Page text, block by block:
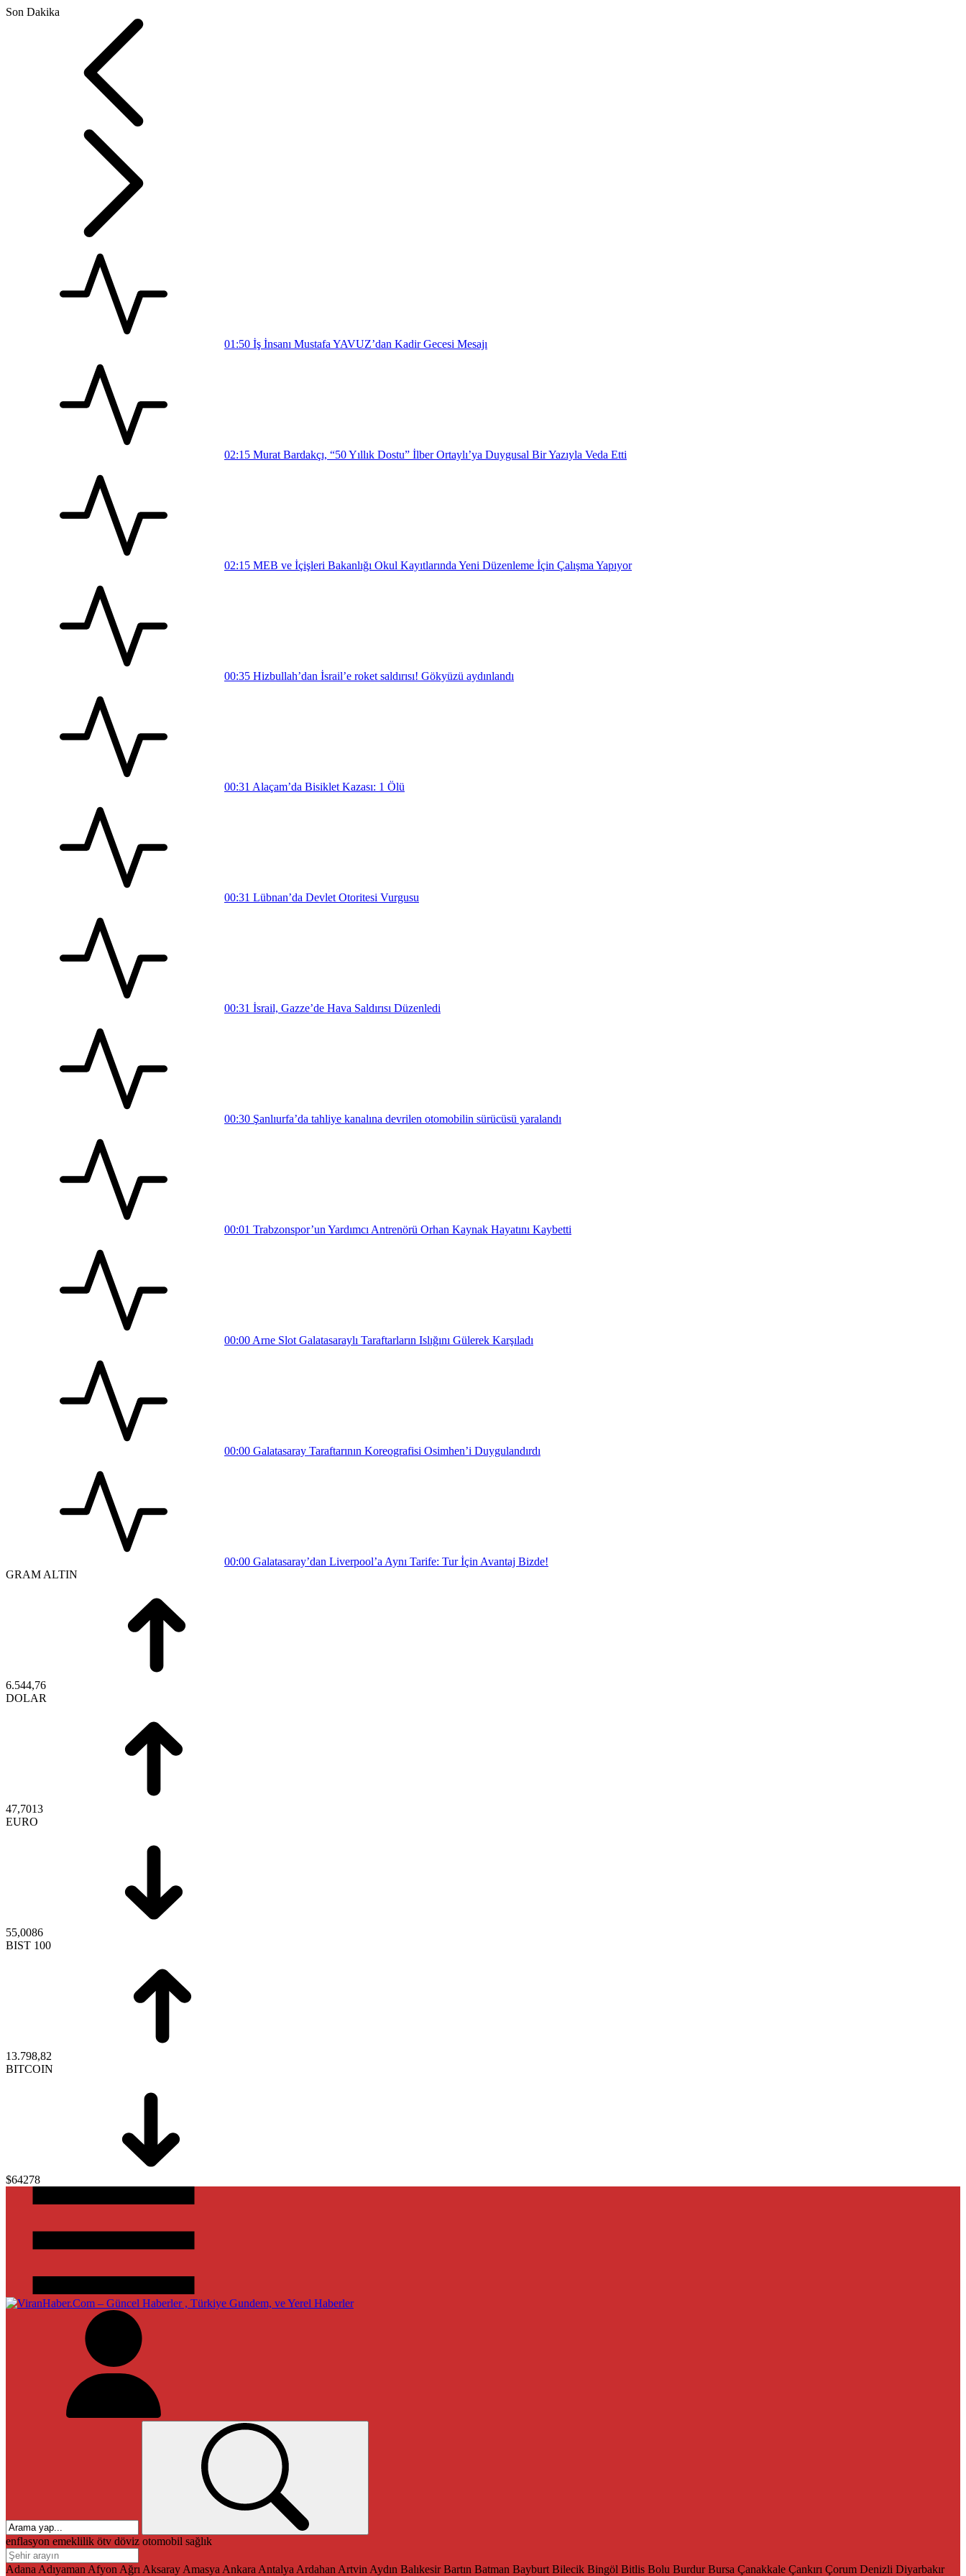
Son Dakika
01:50 İş İnsanı Mustafa YAVUZ’dan Kadir Gecesi Mesajı
02:15 Murat Bardakçı, “50 Yıllık Dostu” İlber Ortaylı’ya Duygusal Bir Yazıyla Veda Etti
02:15 MEB ve İçişleri Bakanlığı Okul Kayıtlarında Yeni Düzenleme İçin Çalışma Yapıyor
00:35 Hizbullah’dan İsrail’e roket saldırısı! Gökyüzü aydınlandı
00:31 Alaçam’da Bisiklet Kazası: 1 Ölü
00:31 Lübnan’da Devlet Otoritesi Vurgusu
00:31 İsrail, Gazze’de Hava Saldırısı Düzenledi
00:30 Şanlıurfa’da tahliye kanalına devrilen otomobilin sürücüsü yaralandı
00:01 Trabzonspor’un Yardımcı Antrenörü Orhan Kaynak Hayatını Kaybetti
00:00 Arne Slot Galatasaraylı Taraftarların Islığını Gülerek Karşıladı
00:00 Galatasaray Taraftarının Koreografisi Osimhen’i Duygulandırdı
00:00 Galatasaray’dan Liverpool’a Aynı Tarife: Tur İçin Avantaj Bizde!
GRAM ALTIN
6.544,76
DOLAR
47,7013
EURO
55,0086
BIST 100
13.798,82
BITCOIN
$64278
enflasyon emeklilik ötv döviz otomobil sağlık
Adana Adıyaman Afyon Ağrı Aksaray Amasya Ankara Antalya Ardahan Artvin Aydın Balıkesir Bartın Batman Bayburt Bilecik Bingöl Bitlis Bolu Burdur Bursa Çanakkale Çankırı Çorum Denizli Diyarbakır